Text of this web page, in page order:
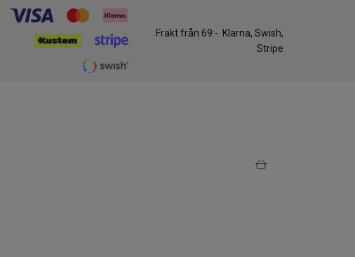
Frakt från 69:-. Klarna, Swish,
Stripe